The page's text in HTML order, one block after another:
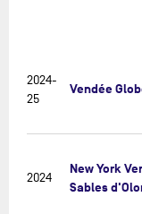
2024-
25
Vendée
2024
New York
Sables